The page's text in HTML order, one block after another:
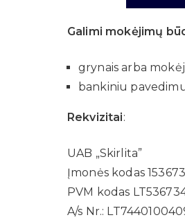
Galimi mokėjimų
grynais arba
bankiniu
Rekvizitai:
UAB „Skirlita”
Įmonės kodas
PVM kodas
A/s Nr.: